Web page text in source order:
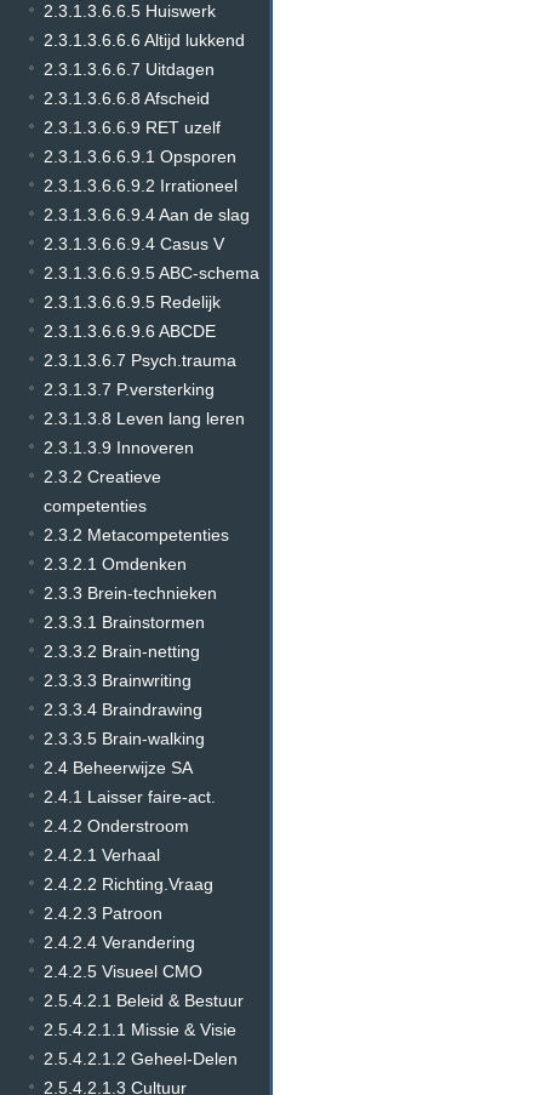
2.3.1.3.6.6.5 Huiswerk
2.3.1.3.6.6.6 Altijd lukkend
2.3.1.3.6.6.7 Uitdagen
2.3.1.3.6.6.8 Afscheid
2.3.1.3.6.6.9 RET uzelf
2.3.1.3.6.6.9.1 Opsporen
2.3.1.3.6.6.9.2 Irrationeel
2.3.1.3.6.6.9.4 Aan de slag
2.3.1.3.6.6.9.4 Casus V
2.3.1.3.6.6.9.5 ABC-schema
2.3.1.3.6.6.9.5 Redelijk
2.3.1.3.6.6.9.6 ABCDE
2.3.1.3.6.7 Psych.trauma
2.3.1.3.7 P.versterking
2.3.1.3.8 Leven lang leren
2.3.1.3.9 Innoveren
2.3.2 Creatieve
competenties
2.3.2 Metacompetenties
2.3.2.1 Omdenken
2.3.3 Brein-technieken
2.3.3.1 Brainstormen
2.3.3.2 Brain-netting
2.3.3.3 Brainwriting
2.3.3.4 Braindrawing
2.3.3.5 Brain-walking
2.4 Beheerwijze SA
2.4.1 Laisser faire-act.
2.4.2 Onderstroom
2.4.2.1 Verhaal
2.4.2.2 Richting.Vraag
2.4.2.3 Patroon
2.4.2.4 Verandering
2.4.2.5 Visueel CMO
2.5.4.2.1 Beleid & Bestuur
2.5.4.2.1.1 Missie & Visie
2.5.4.2.1.2 Geheel-Delen
2.5.4.2.1.3 Cultuur